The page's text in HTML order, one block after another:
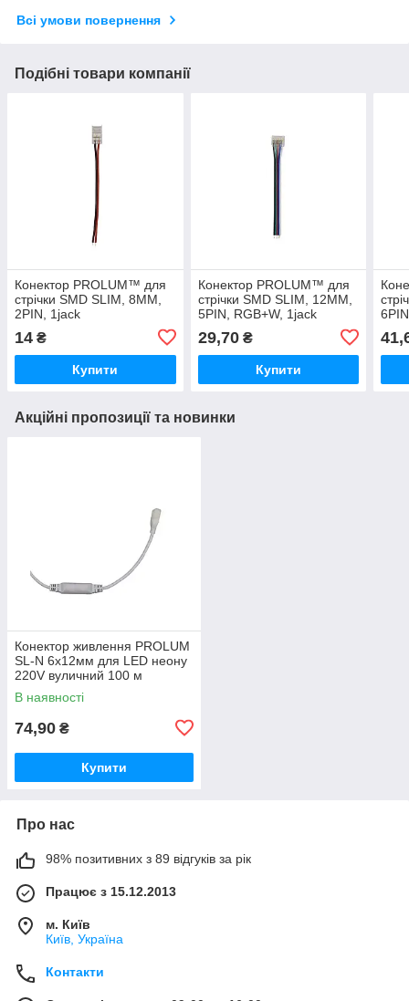
Всі умови повернення
Подібні товари компанії
Конектор PROLUM™ для
стрічки SMD SLIM, 8ММ,
2PIN, 1jack
14 ₴
Купити
Конектор PROLUM™ для
стрічки SMD SLIM, 12ММ,
5PIN, RGB+W, 1jack
29,70₴
Купити
Акційні пропозиції та новинки
Конектор живлення PROLUM
SL-N 6x12мм для LED неону
220V вуличний 100 м
В наявності
74,90 ₴
Купити
Про нас
98% позитивних з 89 відгуків за рік
Працює з 15.12.2013
м. Київ
Київ, Україна
Контакти